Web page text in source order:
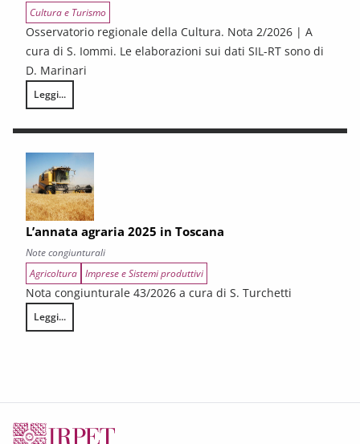
Cultura e Turismo
Osservatorio regionale della Cultura. Nota 2/2026 | A
cura di S. Iommi. Le elaborazioni sui dati SIL-RT sono di
D. Marinari
Leggi...
LA CONGIUNTURA DEI SETTORI CULTURALI. Ripresa selettiva e
L’annata agraria 2025 in Toscana
Note congiunturali
Agricoltura Imprese e Sistemi produttivi
Nota congiunturale 43/2026 a cura di S. Turchetti
Leggi...
L’annata agraria 2025 in Toscana